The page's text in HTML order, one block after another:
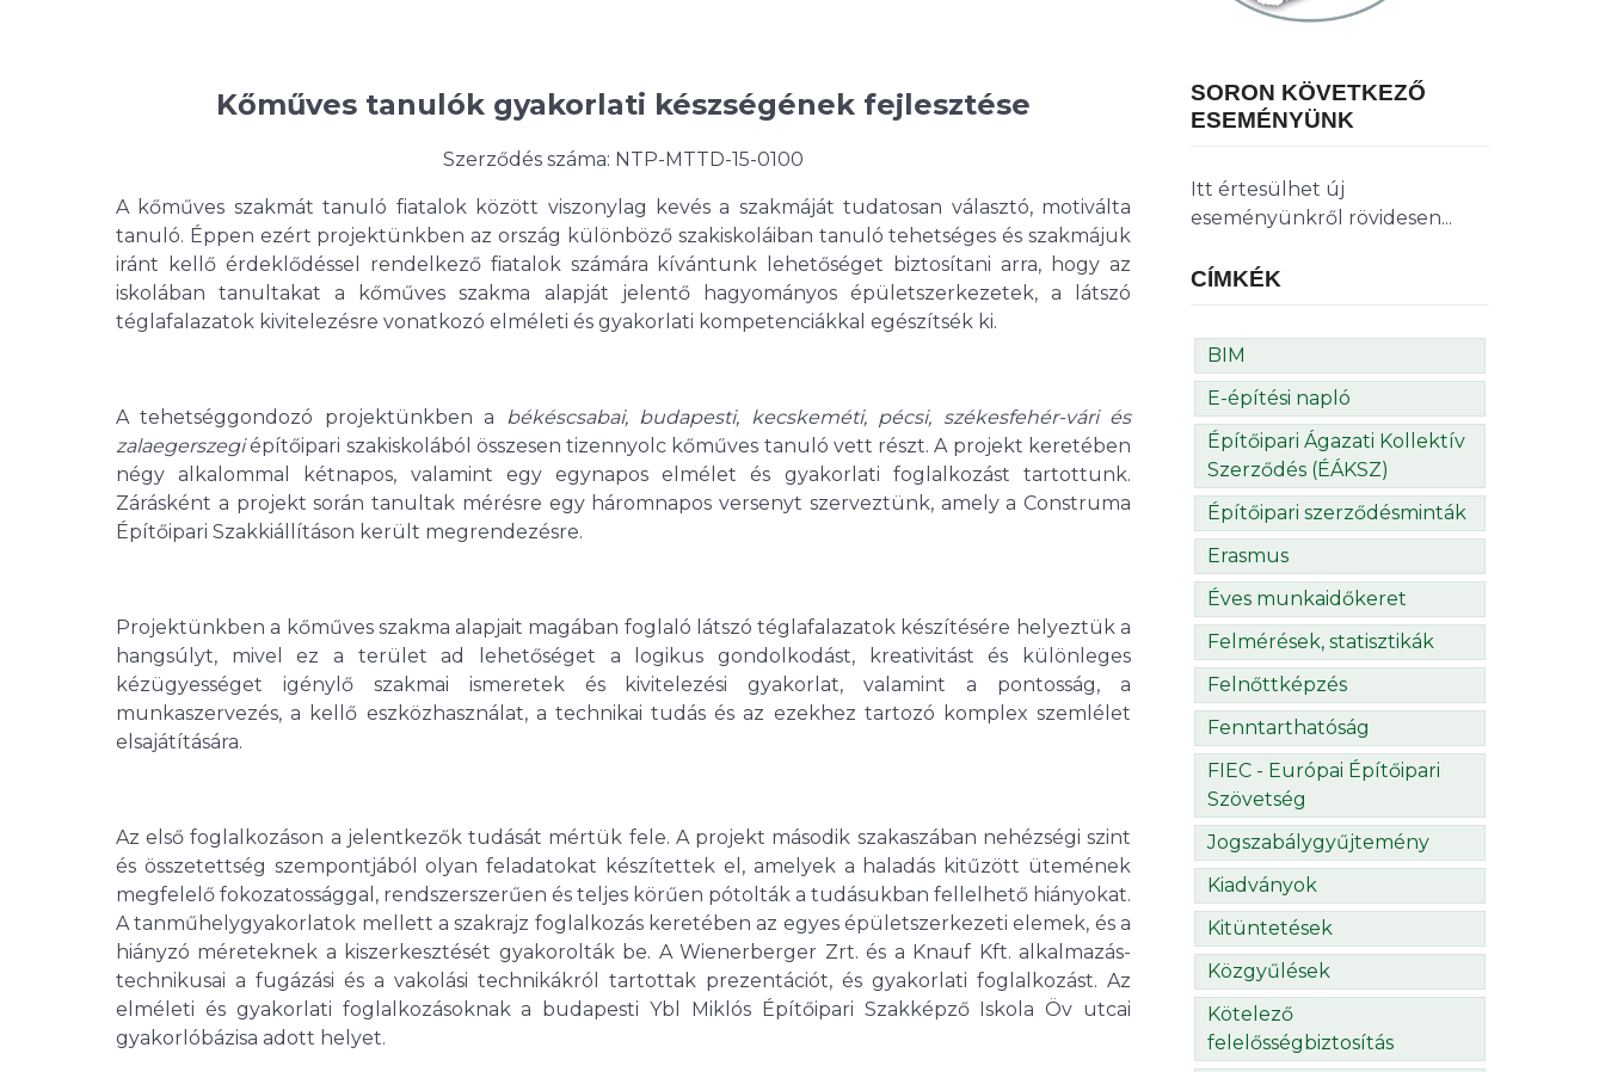
Kőműves tanulók gyakorlati készségének fejlesztése
Szerződés száma: NTP-MTTD-15-0100
A kőműves szakmát tanuló fiatalok között viszonylag kevés a szakmáját tudatosan választó, motiválta
tanuló. Éppen ezért projektünkben az ország különböző szakiskoláiban tanuló tehetséges és szakmájuk
iránt kellő érdeklődéssel rendelkező fiatalok számára kívántunk lehetőséget biztosítani arra, hogy az
iskolában tanultakat a kőműves szakma alapját jelentő hagyományos épületszerkezetek, a látszó
téglafalazatok kivitelezésre vonatkozó elméleti és gyakorlati kompetenciákkal egészítsék ki.
A tehetséggondozó projektünkben a békéscsabai, budapesti, kecskeméti, pécsi, székesfehér-vári és
zalaegerszegiépítőipari szakiskolából összesen tizennyolc kőműves tanuló vett részt. A projekt keretében
négy alkalommal kétnapos, valamint egy egynapos elmélet és gyakorlati foglalkozást tartottunk.
Zárásként a projekt során tanultak mérésre egy háromnapos versenyt szerveztünk, amely a Construma
Építőipari Szakkiállításon került megrendezésre.
Projektünkben a kőműves szakma alapjait magában foglaló látszó téglafalazatok készítésére helyeztük a
hangsúlyt, mivel ez a terület ad lehetőséget a logikus gondolkodást, kreativitást és különleges
kézügyességet igénylő szakmai ismeretek és kivitelezési gyakorlat, valamint a pontosság, a
munkaszervezés, a kellő eszközhasználat, a technikai tudás és az ezekhez tartozó komplex szemlélet
elsajátítására.
Az első foglalkozáson a jelentkezők tudását mértük fele. A projekt második szakaszában nehézségi szint
és összetettség szempontjából olyan feladatokat készítettek el, amelyek a haladás kitűzött ütemének
megfelelő fokozatossággal, rendszerszerűen és teljes körűen pótolták a tudásukban fellelhető hiányokat.
A tanműhelygyakorlatok mellett a szakrajz foglalkozás keretében az egyes épületszerkezeti elemek, és a
hiányzó méreteknek a kiszerkesztését gyakorolták be. A Wienerberger Zrt. és a Knauf Kft. alkalmazás-
technikusai a fugázási és a vakolási technikákról tartottak prezentációt, és gyakorlati foglalkozást. Az
elméleti és gyakorlati foglalkozásoknak a budapesti Ybl Miklós Építőipari Szakképző Iskola Öv utcai
gyakorlóbázisa adott helyet.
SORON KÖVETKEZŐ
ESEMÉNYÜNK
Itt értesülhet új
eseményünkről rövidesen...
CÍMKÉK
BIM
E-építési napló
Építőipari Ágazati Kollektív
Szerződés (ÉÁKSZ)
Építőipari szerződésminták
Erasmus
Éves munkaidőkeret
Felmérések, statisztikák
Felnőttképzés
Fenntarthatóság
FIEC - Európai Építőipari
Szövetség
Jogszabálygyűjtemény
Kiadványok
Kitüntetések
Közgyűlések
Kötelező
felelősségbiztosítás